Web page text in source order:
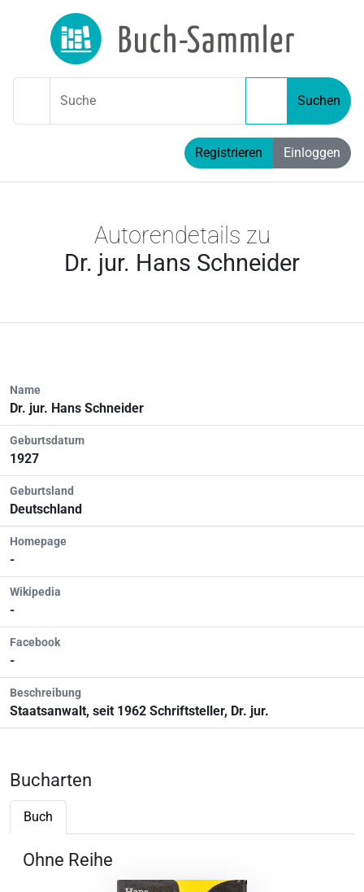
Suche Suchen
Registrieren Einloggen
Autorendetails zu
Dr. jur. Hans Schneider
Name
Dr. jur. Hans Schneider
Geburtsdatum
1927
Geburtsland
Deutschland
Homepage
-
Wikipedia
-
Facebook
-
Beschreibung
Staatsanwalt, seit 1962 Schriftsteller, Dr. jur.
Bucharten
Buch
Ohne Reihe